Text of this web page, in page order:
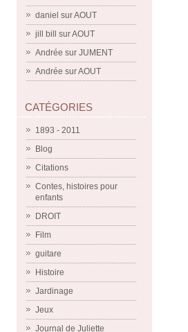
daniel surAOUT
jill bill
surAOUT
Andrée sur JUMENT
Andrée surAOUT
CATÉGORIES
1893 - 2011
Blog
Citations
Contes, histoires pour
enfants
DROIT
Film
guitare
Histoire
Jardinage
Jeux
Journal de Juliette